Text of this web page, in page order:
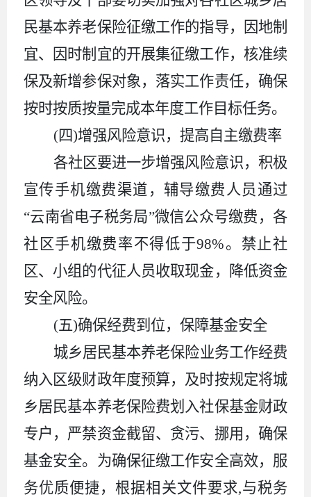
民基本养老保险征缴工作的指导，因地制
宜、因时制宜的开展集征缴工作，核准续
保及新增参保对象，落实工作责任，确保
按时按质按量完成本年度工作目标任务。
(四)增强风险意识，提高自主缴费率
各社区要进一步增强风险意识，积极
宣传手机缴费渠道，辅导缴费人员通过
“云南省电子税务局”微信公众号缴费，各
社区手机缴费率不得低于98%。禁止社
区、小组的代征人员收取现金，降低资金
安全风险。
(五)确保经费到位，保障基金安全
城乡居民基本养老保险业务工作经费
纳入区级财政年度预算，及时按规定将城
乡居民基本养老保险费划入社保基金财政
专户，严禁资金截留、贪污、挪用，确保
基金安全。为确保征缴工作安全高效，服
务优质便捷，根据相关文件要求,与税务